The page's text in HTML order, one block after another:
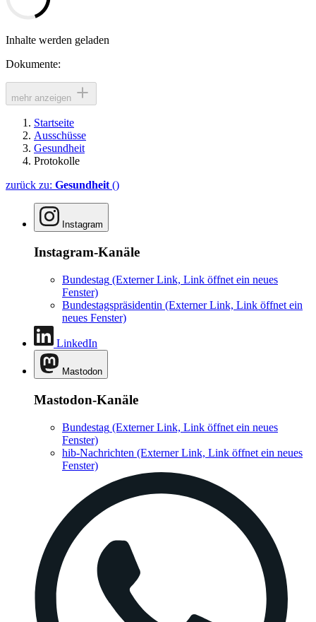
Inhalte werden geladen
Dokumente:
mehr anzeigen
Startseite
Ausschüsse
Gesundheit
Protokolle
zurück zu: Gesundheit ()
Instagram
Instagram-Kanäle
Bundestag (Externer Link, Link öffnet ein neues
Fenster)
Bundestagspräsidentin (Externer Link, Link öffnet ein
neues Fenster)
LinkedIn
Mastodon
Mastodon-Kanäle
Bundestag (Externer Link, Link öffnet ein neues
Fenster)
hib-Nachrichten (Externer Link, Link öffnet ein neues
Fenster)